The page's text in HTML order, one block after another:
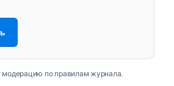
модерацию по правилам журнала.